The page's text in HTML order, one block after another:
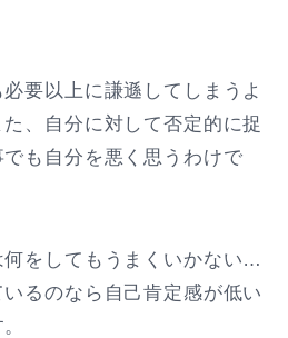
要以上に謙遜してしまうよ
、自分に対して否定的に捉
も自分を悪く思うわけで
をしてもうまくいかない…
るのなら自己肯定感が低い